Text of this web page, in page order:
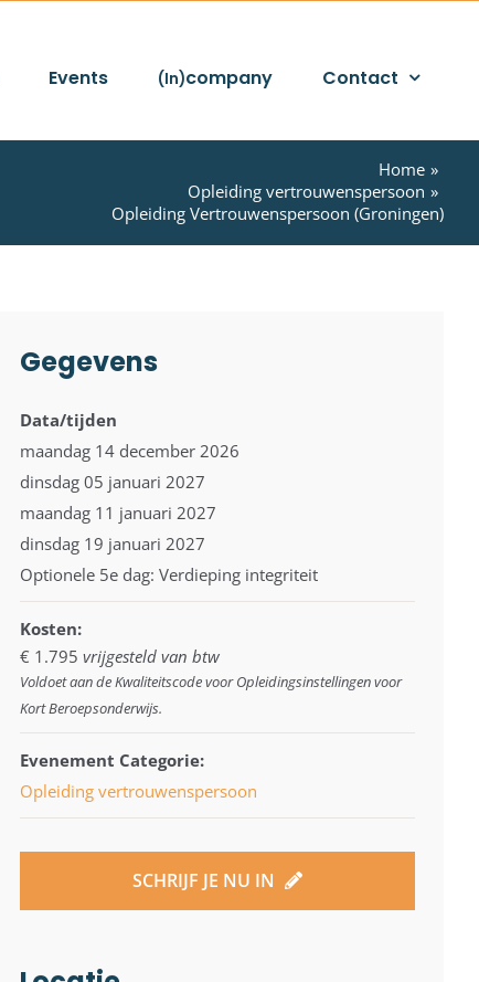
Events (In)company Contact
Home
Opleiding vertrouwenspersoon
Opleiding Vertrouwenspersoon (Groningen)
Gegevens
Data/tijden
maandag 14 december 2026
dinsdag 05 januari 2027
maandag 11 januari 2027
dinsdag 19 januari 2027
Optionele 5e dag: Verdieping integriteit
Kosten:
€ 1.795 vrijgesteld van btw
Voldoet aan de Kwaliteitscode voor Opleidingsinstellingen voor
Kort Beroepsonderwijs.
Evenement Categorie:
Opleiding vertrouwenspersoon
SCHRIJF JE NU IN